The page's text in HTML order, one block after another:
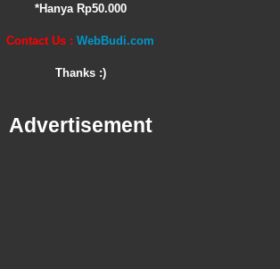
*Hanya Rp50.000
Contact Us : WebBudi.com
Thanks :)
Advertisement